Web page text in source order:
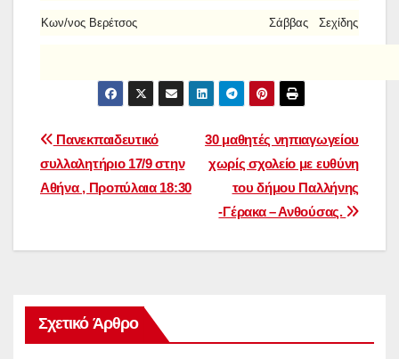
Κων/νος Βερέτσος Σάββας Σεχίδης
Πλοήγηση
άρθρων
30 μαθητές νηπιαγωγείου
χωρίς σχολείο με ευθύνη
του δήμου Παλλήνης
-Γέρακα – Ανθούσας.
Πανεκπαιδευτικό
συλλαλητήριο 17/9 στην
Αθήνα , Προπύλαια 18:30
Σχετικό Άρθρο